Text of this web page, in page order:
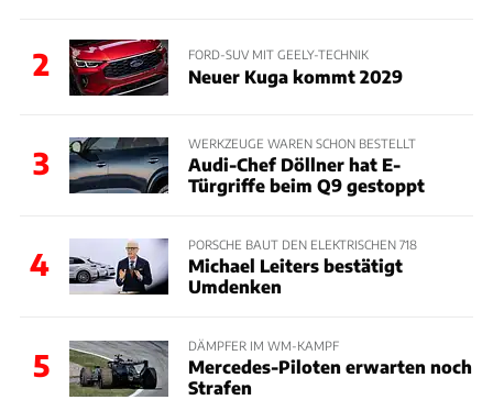
2 FORD-SUV MIT GEELY-TECHNIK
Neuer Kuga kommt 2029
3
WERKZEUGE WAREN SCHON BESTELLT
Audi-Chef Döllner hat E-
Türgriffe beim Q9 gestoppt
4
PORSCHE BAUT DEN ELEKTRISCHEN 718
Michael Leiters bestätigt
Umdenken
5
DÄMPFER IM WM-KAMPF
Mercedes-Piloten erwarten noch
Strafen